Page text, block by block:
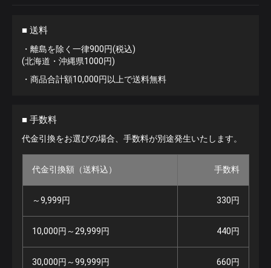
■ 送料
・離島を除く一律900円(税込)
(北海道・沖縄県1000円)
・商品合計額10,000円以上で送料無料
■ 手数料
代金引換をお選びの場合、手数料が別途発生いたします。
代金引換額（送料込） 手数料
～9,999円 330円
10,000円～29,999円 440円
30,000円～99,999円 660円